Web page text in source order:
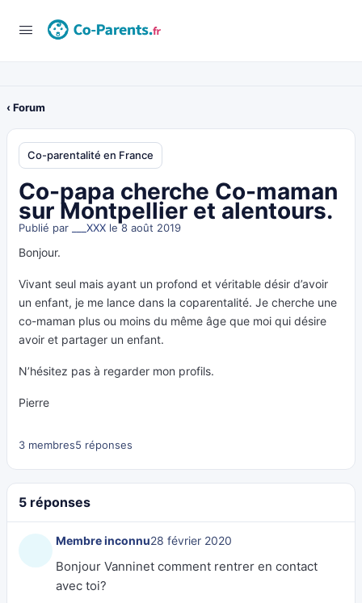
‹ Forum
Co-parentalité en France
Co-papa cherche Co-maman
sur Montpellier et alentours.
Publié par ___XXX le 8 août 2019
Bonjour.
Vivant seul mais ayant un profond et véritable désir d’avoir
un enfant, je me lance dans la coparentalité. Je cherche une
co-maman plus ou moins du même âge que moi qui désire
avoir et partager un enfant.
N’hésitez pas à regarder mon profils.
Pierre
3 membres5 réponses
5 réponses
Membre inconnu28 février 2020
Bonjour Vanninet comment rentrer en contact
avec toi?